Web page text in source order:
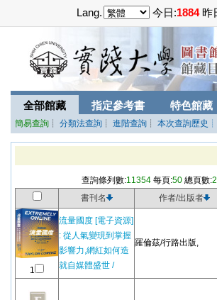
Lang. 今日:1884昨
全部館藏 指定參考書 特色館藏
簡易查詢 ┊ 分類法查詢 ┊ 進階查詢 ┊ 本次查詢歷史
查詢條列數:11354 每頁:50 總頁數:
書刊名
作者/出版者
1
流量國度 [電子資源]
: 從人氣變現到掌握
影響力,網紅如何造
就自媒體盛世 /
羅倫茲/行路出版,